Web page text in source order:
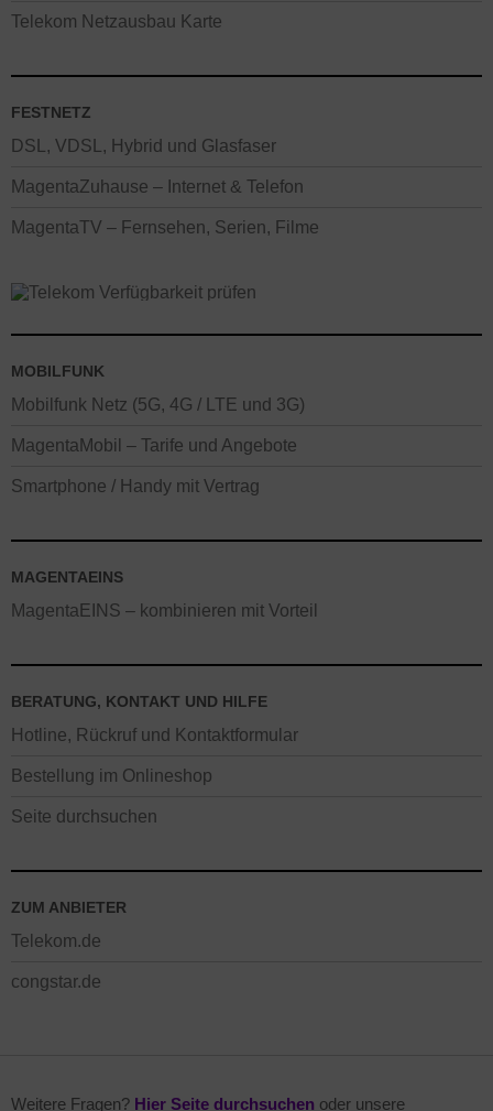
Telekom Netzausbau Karte
FESTNETZ
DSL, VDSL, Hybrid und Glasfaser
MagentaZuhause – Internet & Telefon
MagentaTV – Fernsehen, Serien, Filme
MOBILFUNK
Mobilfunk Netz (5G, 4G / LTE und 3G)
MagentaMobil – Tarife und Angebote
Smartphone / Handy mit Vertrag
MAGENTAEINS
MagentaEINS – kombinieren mit Vorteil
BERATUNG, KONTAKT UND HILFE
Hotline, Rückruf und Kontaktformular
Bestellung im Onlineshop
Seite durchsuchen
ZUM ANBIETER
Telekom.de
congstar.de
Weitere Fragen? Hier Seite durchsuchen oder unsere